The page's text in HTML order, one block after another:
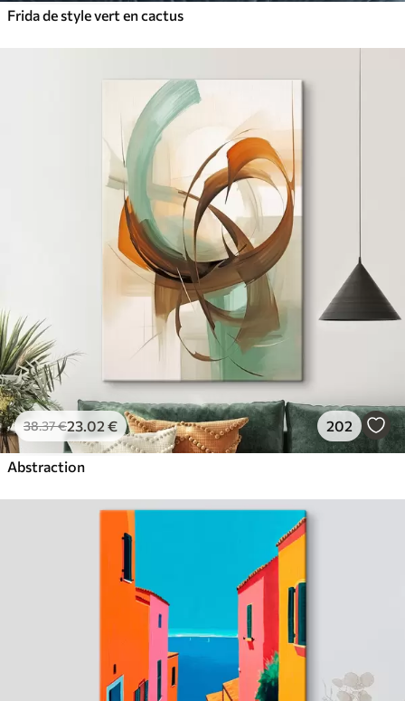
Frida de style vert en cactus
38.37€23.02 € 202
Abstraction